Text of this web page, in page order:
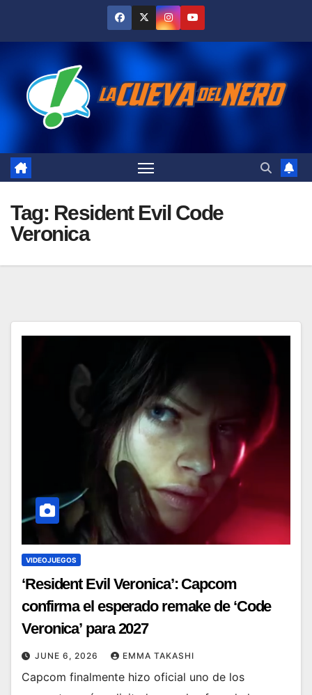
Tag: Resident Evil Code
Veronica
VIDEOJUEGOS
‘Resident Evil Veronica’: Capcom
confirma el esperado remake de ‘Code
Veronica’ para 2027
JUNE 6, 2026 EMMA TAKASHI
Capcom finalmente hizo oficial uno de los